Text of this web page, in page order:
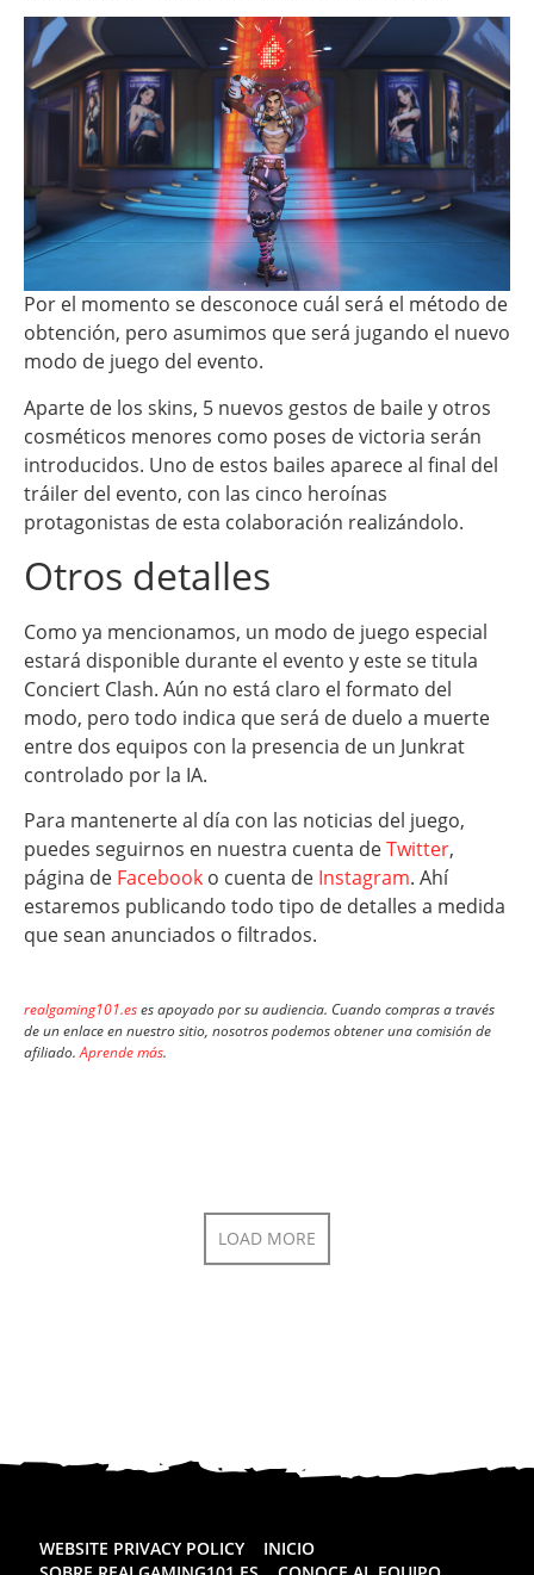
Por el momento se desconoce cuál será el método de
obtención, pero asumimos que será jugando el nuevo
modo de juego del evento.
Aparte de los skins, 5 nuevos gestos de baile y otros
cosméticos menores como poses de victoria serán
introducidos. Uno de estos bailes aparece al final del
tráiler del evento, con las cinco heroínas
protagonistas de esta colaboración realizándolo.
Otros detalles
Como ya mencionamos, un modo de juego especial
estará disponible durante el evento y este se titula
Conciert Clash. Aún no está claro el formato del
modo, pero todo indica que será de duelo a muerte
entre dos equipos con la presencia de un Junkrat
controlado por la IA.
Para mantenerte al día con las noticias del juego,
puedes seguirnos en nuestra cuenta deTwitter,
página de Facebook o cuenta de Instagram. Ahí
estaremos publicando todo tipo de detalles a medida
que sean anunciados o filtrados.
realgaming101.eses apoyado por su audiencia. Cuando compras a través
de un enlace en nuestro sitio, nosotros podemos obtener una comisión de
afiliado.Aprende más.
LOAD MORE
WEBSITE PRIVACY POLICY
INICIO